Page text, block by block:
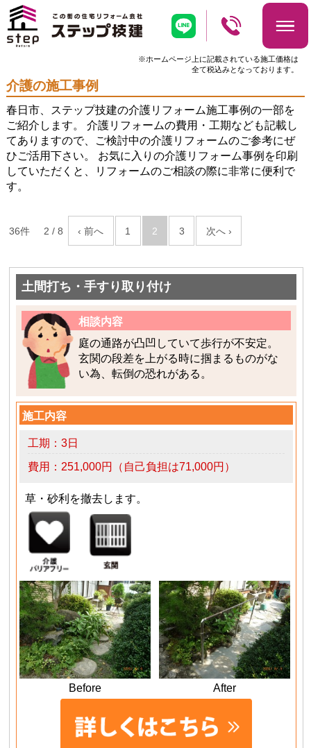
※ホームページ上に記載されている施工価格は
全て税込みとなっております。
介護の施工事例
春日市、ステップ技建の介護リフォーム施工事例の一部を
ご紹介します。 介護リフォームの費用・工期なども記載し
てありますので、ご検討中の介護リフォームのご参考にぜ
ひご活用下さい。 お気に入りの介護リフォーム事例を印刷
していただくと、リフォームのご相談の際に非常に便利で
す。
36件 2 / 8 ‹ 前へ 1 2 3 次へ ›
土間打ち・手すり取り付け
相談内容
庭の通路が凸凹していて歩行が不安定。
玄関の段差を上がる時に掴まるものがな
い為、転倒の恐れがある。
施工内容
工期：3日
費用：251,000円（自己負担は71,000円）
草・砂利を撤去します。
Before After